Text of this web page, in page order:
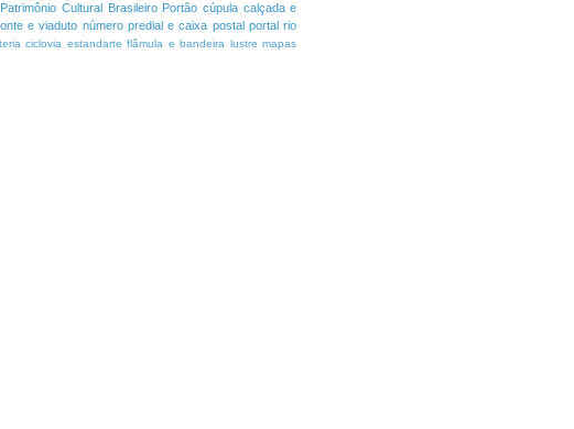
Patrimônio Cultural Brasileiro Portão cúpula calçada e
e viaduto número predial e caixa postal portal rio
ciclovia estandarte flâmula e bandeira lustre mapas